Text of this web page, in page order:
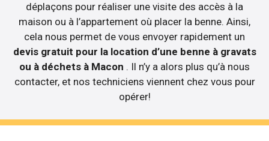
déplaçons pour réaliser une visite des accès à la
maison ou à l’appartement où placer la benne. Ainsi,
cela nous permet de vous envoyer rapidement un
devis gratuit pour la location d’une benne à gravats
ou à déchets à Macon . Il n’y a alors plus qu’à nous
contacter, et nos techniciens viennent chez vous pour
opérer!